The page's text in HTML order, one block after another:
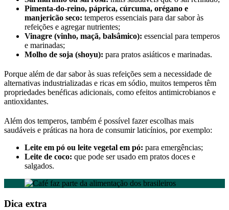
Pimenta-do-reino, páprica, cúrcuma, orégano e
manjericão seco: temperos essenciais para dar sabor às
refeições e agregar nutrientes;
Vinagre (vinho, maçã, balsâmico): essencial para temperos
e marinadas;
Molho de soja (shoyu): para pratos asiáticos e marinadas.
Porque além de dar sabor às suas refeições sem a necessidade de
alternativas industrializadas e ricas em sódio, muitos temperos têm
propriedades benéficas adicionais, como efeitos antimicrobianos e
antioxidantes.
Além dos temperos, também é possível fazer escolhas mais
saudáveis e práticas na hora de consumir laticínios, por exemplo:
Leite em pó ou leite vegetal em pó: para emergências;
Leite de coco: que pode ser usado em pratos doces e
salgados.
Dica extra